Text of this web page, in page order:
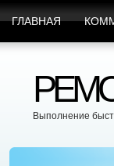
ГЛАВНАЯ
Выполнение